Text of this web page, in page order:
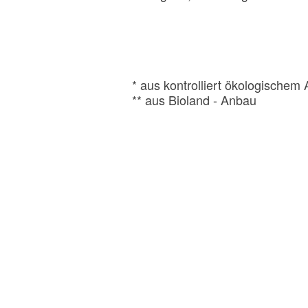
* aus kontrolliert ökologischem
** aus Bioland - Anbau